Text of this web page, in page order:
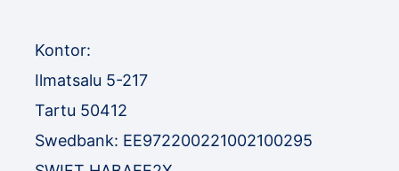
Kontor:
Ilmatsalu 5-217
Tartu 50412
Swedbank: EE972200221002100295